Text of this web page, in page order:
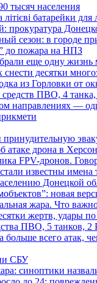
тысяч населения
батарейки для
прокуратура
сезон: в городе
до пожара на НПЗ
еще одну жизнь
десятки
из Горловки от
ПВО, 4
направлениях —
атаке дрона в
FPV-дронов.
известны имена
Донецкой
новая
жара. Что важно
жертв, удары
ПВО, 5 танков, 2
всего атак,
СБУ
синоптики